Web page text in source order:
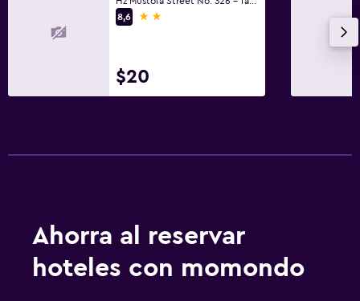
8,6
2 estrellas
$20
Ahorra al reservar
hoteles con momondo